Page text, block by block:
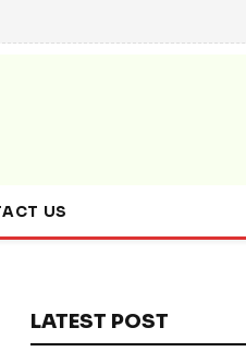
US
LATEST POST